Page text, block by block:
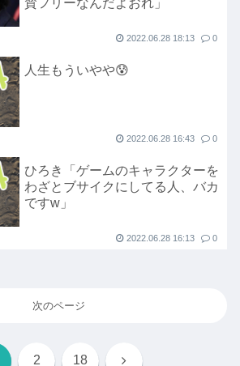
2022.06.28 18:13 0
人生もういやや😰
2022.06.28 16:43 0
ひろき「ゲームのキャラクターを
わざとブサイクにしてる人、バカ
ですw」
2022.06.28 16:13 0
次のページ
2 18 次